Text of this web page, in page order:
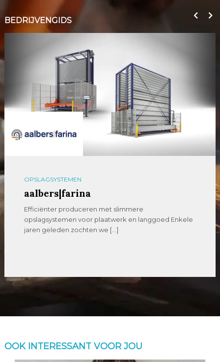
BEDRIJVENGIDS
OPSLAGSYSTEMEN
aalbers|farina
Efficiënter produceren met slimmere
opslagsystemen voor plaatwerk en langgoed Enkele
jaren geleden zochten we […]
OOK INTERESSANT VOOR JOU